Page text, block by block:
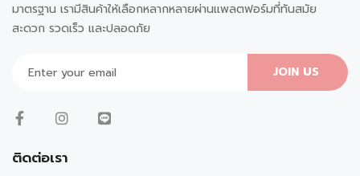
มาตรฐาน เรามีสินค้าให้เลือกหลากหลายผ่านแพลตฟอร์มที่ทันสมัย
สะดวก รวดเร็ว และปลอดภัย
JOIN US
ติดต่อเรา